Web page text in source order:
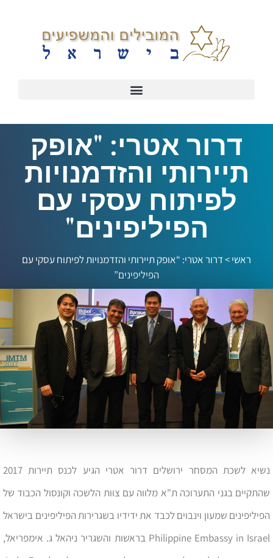
דרור אטרי: "אופק
תיירותי והזדמנויות
לפיתוח עסקי עם
הפיליפינים"
ראשי>דרור אטרי: “אופק תיירותי והזדמנויות לפיתוח עסקי עם
הפיליפינים”
נשיא לשכת המסחר ירושלים דרור אטרי הגיע לכנס תיירות 2017
שהתקיים בגני התערוכה ת"א מלווה עם צוות הלשכה וקונסול הכבוד של
הפיליפינים שמעון וינבוים לכבד את ידידיו בשגרירות הפיליפינים בישראל
Philippine Embassy in Israel בראשות והשגריר ניהאל ג. אימפריאל,